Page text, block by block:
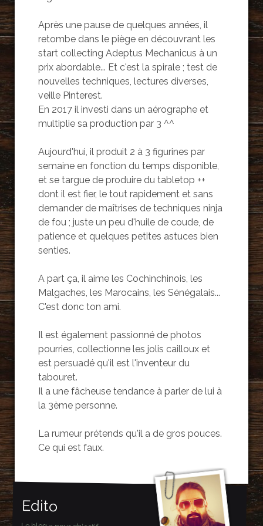
Après une pause de quelques années, il
retombe dans le piège en découvrant les
start collecting Adeptus Mechanicus à un
prix abordable... Et c'est la spirale ; test de
nouvelles techniques, lectures diverses,
veille Pinterest.
En 2017 il investi dans un aérographe et
multiplie sa production par 3 ^^
Aujourd'hui, il produit 2 à 3 figurines par
semaine en fonction du temps disponible,
et se targue de produire du tabletop ++
dont il est fier, le tout rapidement et sans
demander de maîtrises de techniques ninja
de fou ; juste un peu d'huile de coude, de
patience et quelques petites astuces bien
senties.
A part ça, il aime les Cochinchinois, les
Malgaches, les Marocains, les Sénégalais...
C'est donc ton ami.
Il est également passionné de photos
pourries, collectionne les jolis cailloux et
est persuadé qu'il est l'inventeur du
tabouret.
Il a une fâcheuse tendance à parler de lui à
la 3ème personne.
La rumeur prétends qu'il a de gros pouces.
Ce qui est faux.
Edito